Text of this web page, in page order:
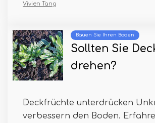
Vivien Tang
Bauen Sie Ihren Boden
Sollten Sie
drehen?
Deckfrüchte unterdrücken
verbessern den Boden.